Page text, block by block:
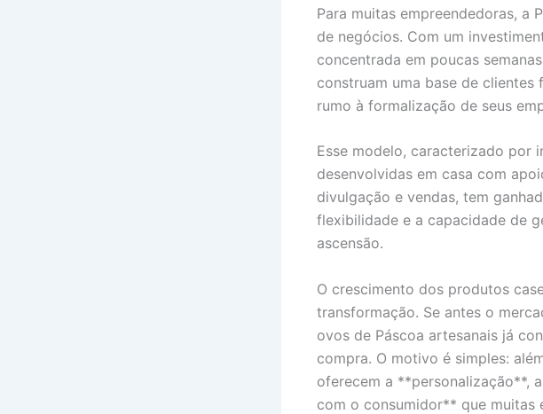
Para muitas empreendedoras, a
de negócios. Com um
concentrada em poucas
construam uma base de
rumo à formalização de seus
Esse modelo, caracterizado por
desenvolvidas em casa com
divulgação e vendas, tem
flexibilidade e a capacidade de
ascensão.
O crescimento dos produtos
transformação. Se antes o
ovos de Páscoa artesanais já
compra. O motivo é simples:
oferecem a **personalização**,
com o consumidor** que muitas